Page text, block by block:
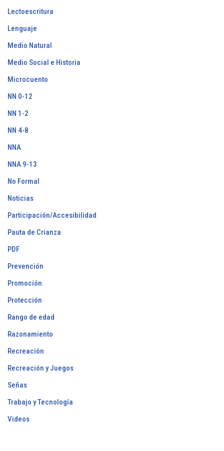
Lectoescritura
Lenguaje
Medio Natural
Medio Social e Historia
Microcuento
NN 0-12
NN 1-2
NN 4-8
NNA
NNA 9-13
No Formal
Noticias
Participación/Accesibilidad
Pauta de Crianza
PDF
Prevención
Promoción
Protección
Rango de edad
Razonamiento
Recreación
Recreación y Juegos
Señas
Trabajo y Tecnología
Videos